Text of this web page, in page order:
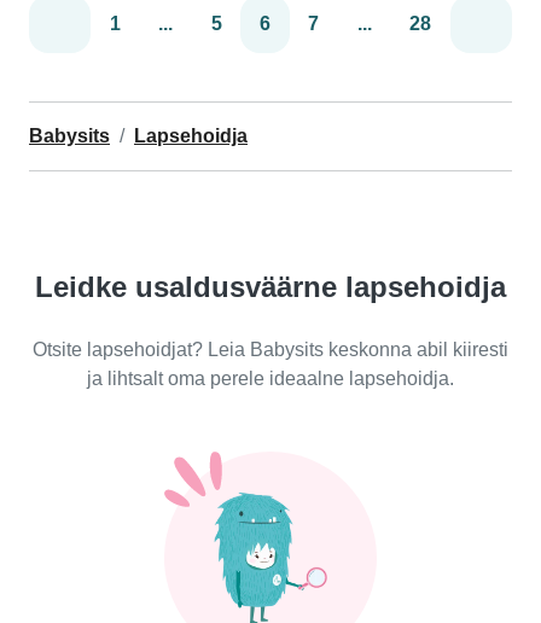
1 ... 5 6 7 ... 28
Babysits Lapsehoidja
Leidke usaldusväärne lapsehoidja
Otsite lapsehoidjat? Leia Babysits keskonna abil kiiresti
ja lihtsalt oma perele ideaalne lapsehoidja.